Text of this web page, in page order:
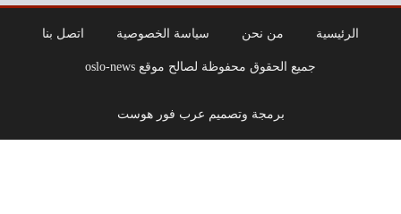
الرئيسية من نحن سياسة الخصوصية اتصل بنا
جميع الحقوق محفوظة لصالح موقع oslo-news
برمجة وتصميم عرب فور هوست